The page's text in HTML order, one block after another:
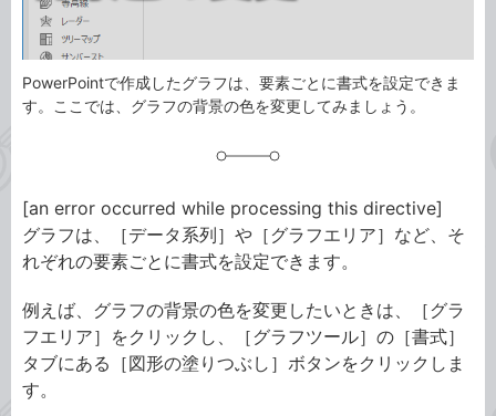
PowerPointで作成したグラフは、要素ごとに書式を設定できま
す。ここでは、グラフの背景の色を変更してみましょう。
[an error occurred while processing this directive]
グラフは、［データ系列］や［グラフエリア］など、そ
れぞれの要素ごとに書式を設定できます。
例えば、グラフの背景の色を変更したいときは、［グラ
フエリア］をクリックし、［グラフツール］の［書式］
タブにある［図形の塗りつぶし］ボタンをクリックしま
す。